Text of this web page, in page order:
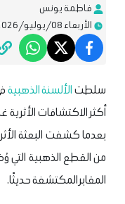
فاطمة يونس
الأربعاء 08/يوليو/2026 - 05:39 م
سلطتالألسنة الذهبية
أكثر الاكتشافات الأثرية
بعدما كشفت البعثة
من القطع الذهبية
المقابر المكتشفة حديثًا.